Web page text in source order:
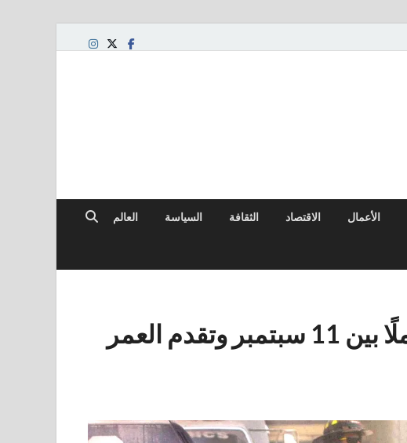
الأعمال الاقتصاد الثقافة السياسة العالم
اكتشف العلماء رابطًا محتملًا بين 11 سبتمبر وتقدم العمر